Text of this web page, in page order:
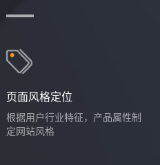
页面风格定位
根据用户行业特征，产品属性制
定网站风格